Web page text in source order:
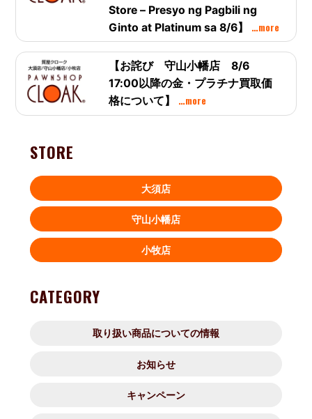
Store – Presyo ng Pagbili ng
Ginto at Platinum sa 8/6】 …more
【お詫び 守山小幡店 8/6
17:00以降の金・プラチナ買取価
格について】 …more
STORE
大須店
守山小幡店
小牧店
CATEGORY
取り扱い商品についての情報
お知らせ
キャンペーン